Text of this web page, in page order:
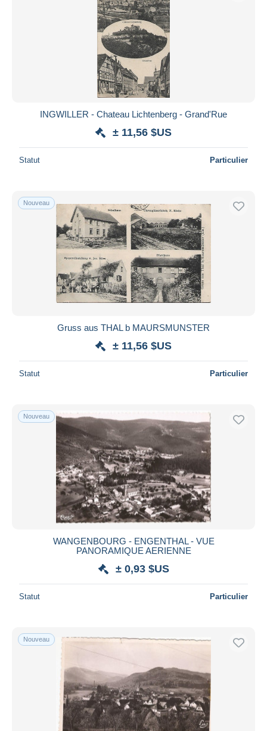
INGWILLER - Chateau Lichtenberg - Grand'Rue
± 11,56 $US
Statut Particulier
Nouveau
Gruss aus THAL b MAURSMUNSTER
± 11,56 $US
Statut Particulier
Nouveau
WANGENBOURG - ENGENTHAL - VUE
PANORAMIQUE AERIENNE
± 0,93 $US
Statut Particulier
Nouveau